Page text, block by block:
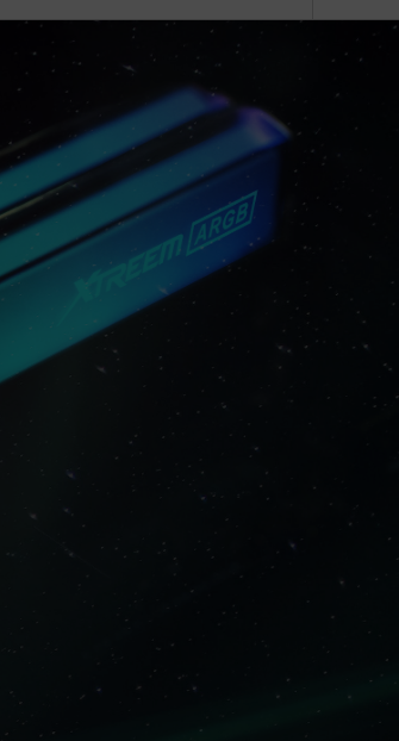
de la configuración del
procesador.
la memoria funcionará con la
como DDR5-4800 o
producto.
activar manualmente
no alcanzar la frecuencia
/ EXPO) no está cubierto por
sistema. Si se presentan
BIOS.
capacidad máxima, pero no
tarjeta madre y procesador
la memoria podría no
a pruebas bajo
con el procesador
del fabricante